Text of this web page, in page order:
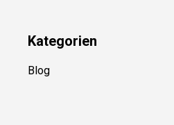
Kategorien
Blog